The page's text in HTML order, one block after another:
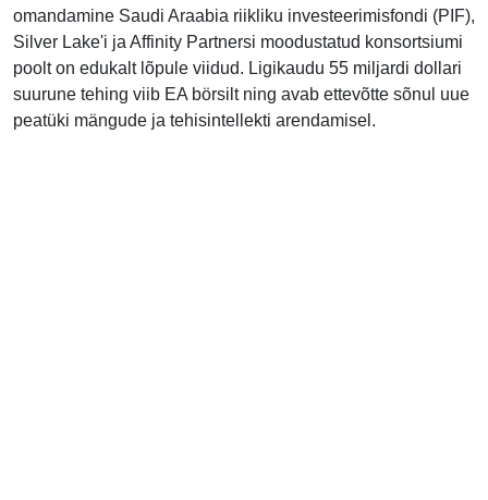
omandamine Saudi Araabia riikliku investeerimisfondi (PIF),
Silver Lake'i ja Affinity Partnersi moodustatud konsortsiumi
poolt on edukalt lõpule viidud. Ligikaudu 55 miljardi dollari
suurune tehing viib EA börsilt ning avab ettevõtte sõnul uue
peatüki mängude ja tehisintellekti arendamisel.